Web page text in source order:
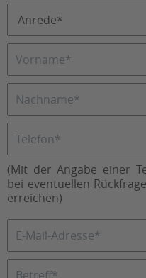
(Mit der Angabe einer
bei eventuellen
erreichen)